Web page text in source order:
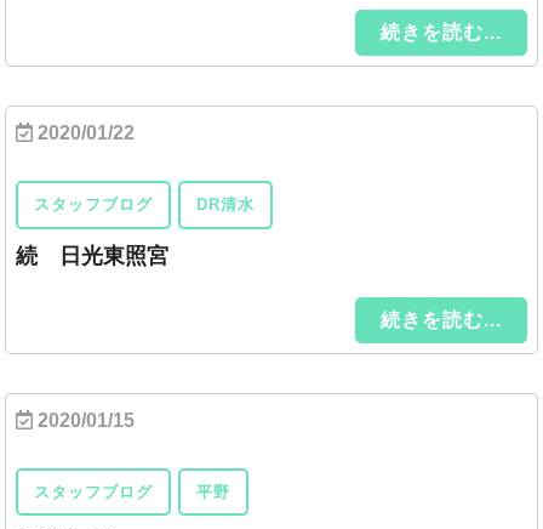
続きを読む...
2020/01/22
スタッフブログ DR清水
続 日光東照宮
続きを読む...
2020/01/15
スタッフブログ 平野